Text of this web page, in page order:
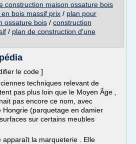
construction maison ossature bois
bois massif prix / plan pour
ossature bois / construction
/ plan de construction d'une
le code ]
techniques relevant de
pas plus loin que le Moyen Âge ,
pas encore ce nom, avec
Hongrie (parquetage en damier
sur certains meubles
apparaît la marqueterie . Elle